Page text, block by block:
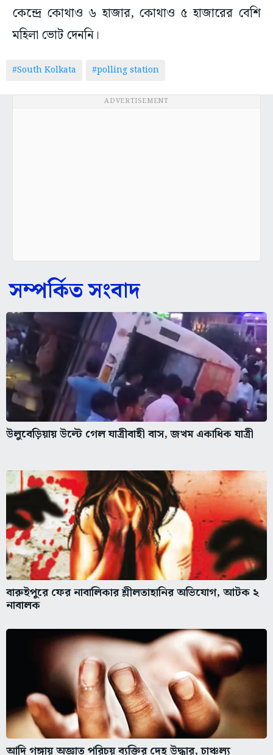
কেন্দ্রে কোথাও ৬ হাজার, কোথাও ৫ হাজারের বেশি
মহিলা ভোট দেননি।
#South Kolkata #polling station
ADVERTISEMENT
সম্পর্কিত সংবাদ
উলুবেড়িয়ায় উল্টে গেল যাত্রীবাহী বাস, জখম একাধিক যাত্রী
বারুইপুরে ফের নাবালিকার শ্লীলতাহানির অভিযোগ, আটক ২
নাবালক
আদি গঙ্গায় অজ্ঞাত পরিচয় ব্যক্তির দেহ উদ্ধার, চাঞ্চল্য